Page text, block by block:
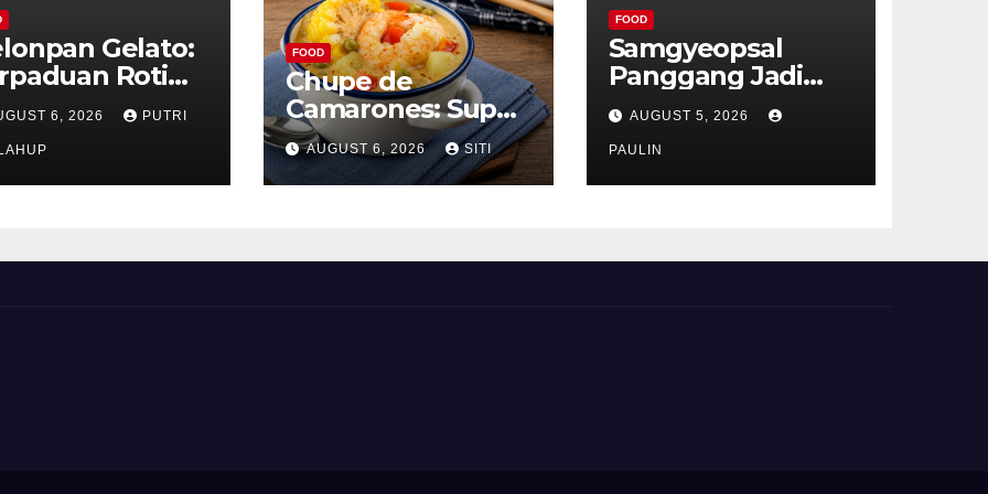
Gelato:
Roti
dan Es
Lembut yang
6, 2026 PUTRI
FOOD
Chupe de
Camarones: Sup
Udang Khas Peru
yang Gurih Lezat
AUGUST 6, 2026 SITI
FOOD
Samgyeopsal
Panggang Jadi
Favorit Pecinta
Kuliner Korea
AUGUST 5, 2026
PAULIN